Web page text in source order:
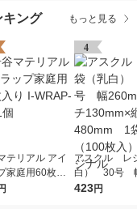
キング もっと見る
テリアル アイ
家庭用60枚入
HT 1個
4
アスクル レ
白） 30号
m×マチ
423円